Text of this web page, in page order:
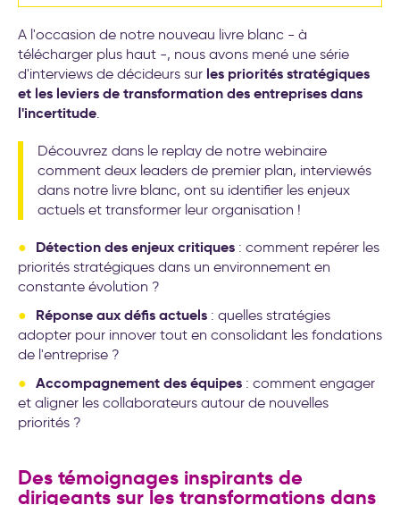
A l'occasion de notre nouveau livre blanc - à
télécharger plus haut -, nous avons mené une série
d'interviews de décideurs sur les priorités stratégiques
et les leviers de transformation des entreprises dans
l'incertitude.
Découvrez dans le replay de notre webinaire
comment deux leaders de premier plan, interviewés
dans notre livre blanc, ont su identifier les enjeux
actuels et transformer leur organisation !
Détection des enjeux critiques : comment repérer les
priorités stratégiques dans un environnement en
constante évolution ?
Réponse aux défis actuels : quelles stratégies
adopter pour innover tout en consolidant les fondations
de l'entreprise ?
Accompagnement des équipes : comment engager
et aligner les collaborateurs autour de nouvelles
priorités ?
Des témoignages inspirants de
dirigeants sur les transformations dans